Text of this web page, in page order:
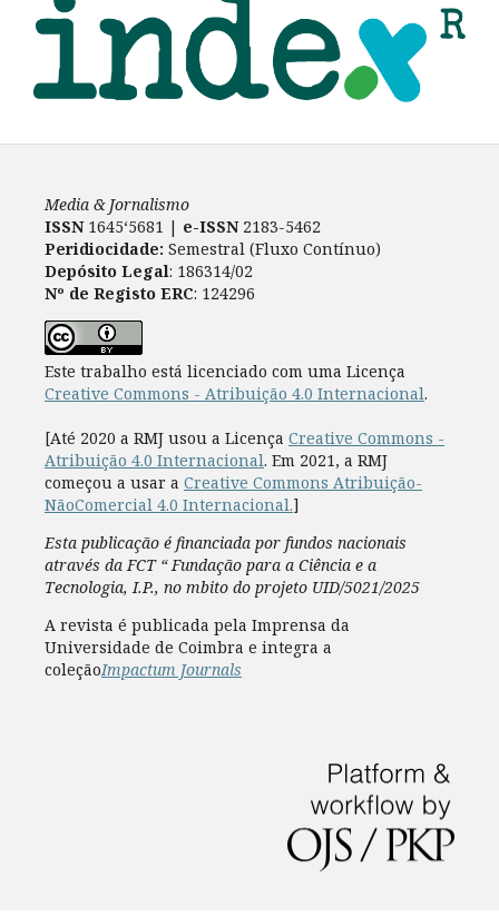
Media & Jornalismo
ISSN 1645‘5681 | e-ISSN2183-5462
Peridiocidade: Semestral (Fluxo Contínuo)
Depósito Legal: 186314/02
Nº de Registo ERC: 124296
Este trabalho está licenciado com uma Licença
Creative Commons - Atribuição 4.0 Internacional.
[Até 2020 a RMJ usou a Licença Creative Commons -
Atribuição 4.0 Internacional. Em 2021, a RMJ
começou a usar a Creative Commons Atribuição-
NãoComercial 4.0 Internacional.]
Esta publicação é financiada por fundos nacionais
através da FCT “ Fundação para a Ciência e a
Tecnologia, I.P., no mbito do projeto UID/5021/2025
A revista é publicada pela Imprensa da
Universidade de Coimbra e integra a
coleçãoImpactum Journals